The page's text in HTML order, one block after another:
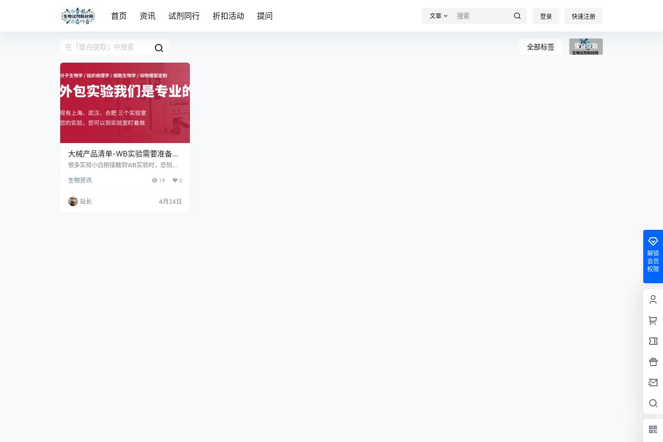
首页 资讯 试剂同行 折扣活动 提问 文章 登录 快速注册
全部标签 蛋白提取
大械产品清单-WB实验需要准备的
试剂和耗材推荐
很多实验小白刚接触到WB实验时，恐怕最
伙伴们的做法就是看几篇实验流程讲解，或
几个试剂目录，但又不知道全不全，也不知
道该买哪个牌子的哪个货号，只能去找师兄
生物资讯 19 0
站长 4月24日
解锁
会员
权限